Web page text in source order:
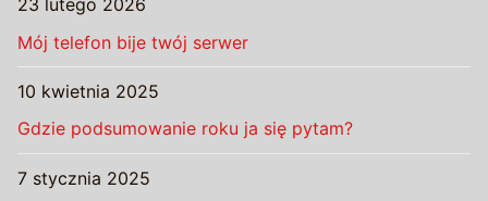
Mój telefon bije twój serwer
10 kwietnia 2025
Gdzie podsumowanie roku ja się pytam?
7 stycznia 2025